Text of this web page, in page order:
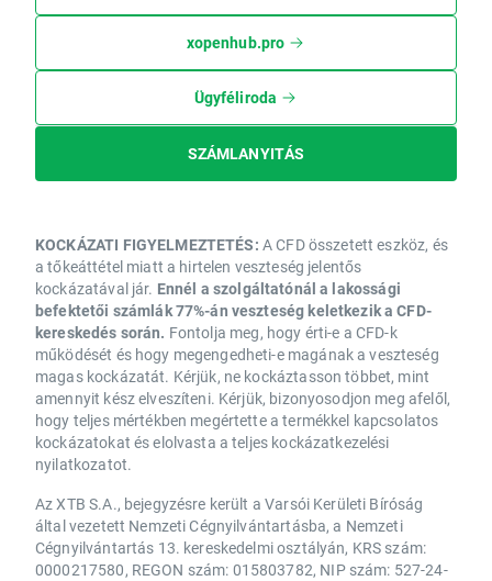
xopenhub.pro
Ügyféliroda
SZÁMLANYITÁS
KOCKÁZATI FIGYELMEZTETÉS: A CFD összetett eszköz, és
a tőkeáttétel miatt a hirtelen veszteség jelentős
kockázatával jár. Ennél a szolgáltatónál a lakossági
befektetői számlák 77%-án veszteség keletkezik a CFD-
kereskedés során. Fontolja meg, hogy érti-e a CFD-k
működését és hogy megengedheti-e magának a veszteség
magas kockázatát. Kérjük, ne kockáztasson többet, mint
amennyit kész elveszíteni. Kérjük, bizonyosodjon meg afelől,
hogy teljes mértékben megértette a termékkel kapcsolatos
kockázatokat és elolvasta a teljes kockázatkezelési
nyilatkozatot.
Az XTB S.A., bejegyzésre került a Varsói Kerületi Bíróság
által vezetett Nemzeti Cégnyilvántartásba, a Nemzeti
Cégnyilvántartás 13. kereskedelmi osztályán, KRS szám:
0000217580, REGON szám: 015803782, NIP szám: 527-24-